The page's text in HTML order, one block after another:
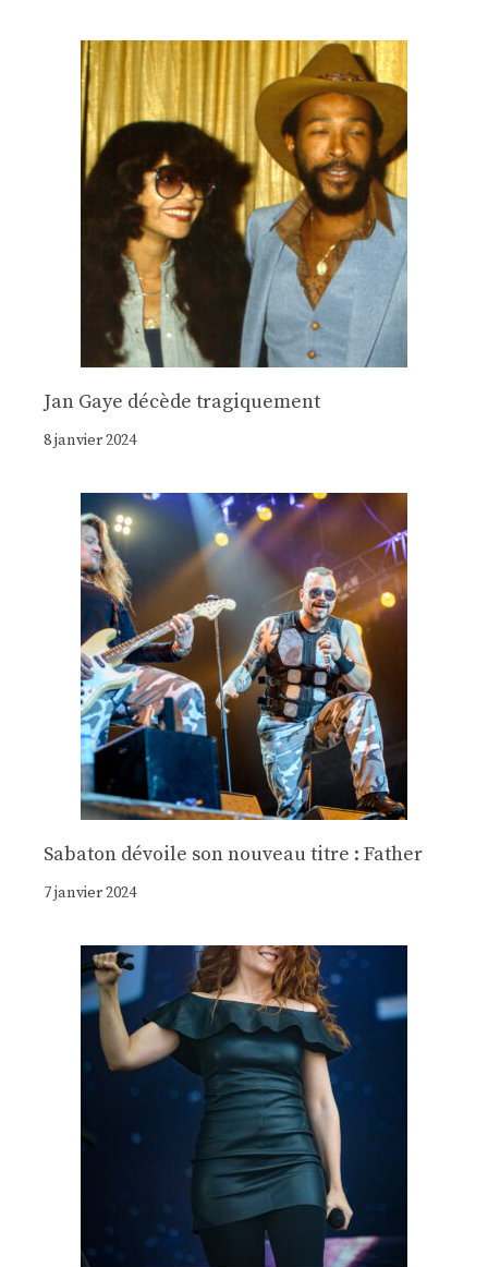
Jan Gaye décède tragiquement
8 janvier 2024
Sabaton dévoile son nouveau titre : Father
7 janvier 2024